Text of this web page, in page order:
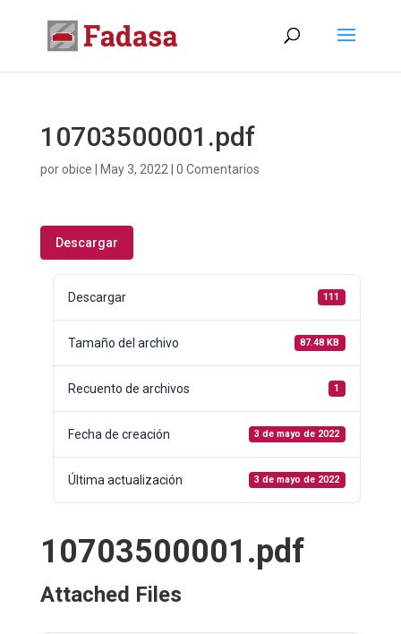
10703500001.pdf
porobice May 3, 2022 0 Comentarios
Descargar
Descargar 111
Tamaño del archivo 87.48 KB
Recuento de archivos 1
Fecha de creación 3 de mayo de 2022
Última actualización 3 de mayo de 2022
10703500001.pdf
Attached Files